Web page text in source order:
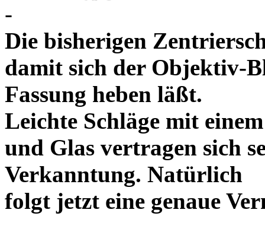
-
Die bisherigen
damit sich der Objektiv-
Fassung heben läßt.
Leichte Schläge mit
und Glas vertragen sich
Verkanntung. Natürlich
folgt jetzt eine genaue